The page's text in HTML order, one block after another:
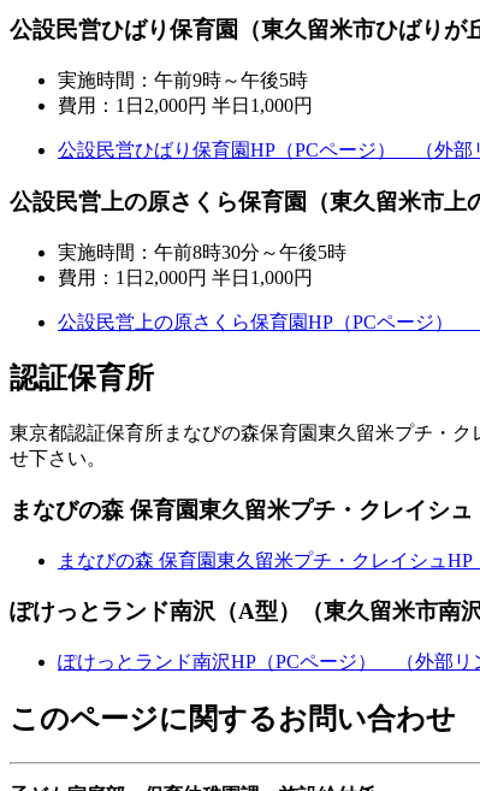
公設民営ひばり保育園（東久留米市ひばりが
実施時間：午前9時～午後5時
費用：1日2,000円 半日1,000円
公設民営ひばり保育園HP（PCページ） （外部
公設民営上の原さくら保育園（東久留米市上
実施時間：午前8時30分～午後5時
費用：1日2,000円 半日1,000円
公設民営上の原さくら保育園HP（PCページ）
認証保育所
東京都認証保育所まなびの森保育園東久留米プチ・
せ下さい。
まなびの森 保育園東久留米プチ・クレイシ
まなびの森 保育園東久留米プチ・クレイシュHP
ぽけっとランド南沢（A型）（東久留米市南
ぽけっとランド南沢HP（PCページ） （外部リ
このページに関するお問い合わせ